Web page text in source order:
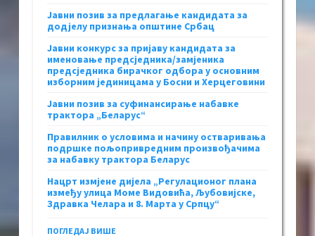
Јавни позив за предлагање кандидата за
додјелу признања општине Србац
Јавни конкурс за пријаву кандидата за
именовање предсједника/замјеника
предсједника бирачког одбора у основним
изборним јединицама у Босни и Херцеговини
Јавни позив за суфинансирање набавке
трактора „Беларус“
Правилник о условима и начину остваривања
подршке пољопривредним произвођачима
за набавку трактора Беларус
Нацрт измјене дијела „Регулационог плана
између улица Моме Видовића, Љубовијске,
Здравка Челара и 8. Марта у Српцу“
ПОГЛЕДАЈ ВИШЕ